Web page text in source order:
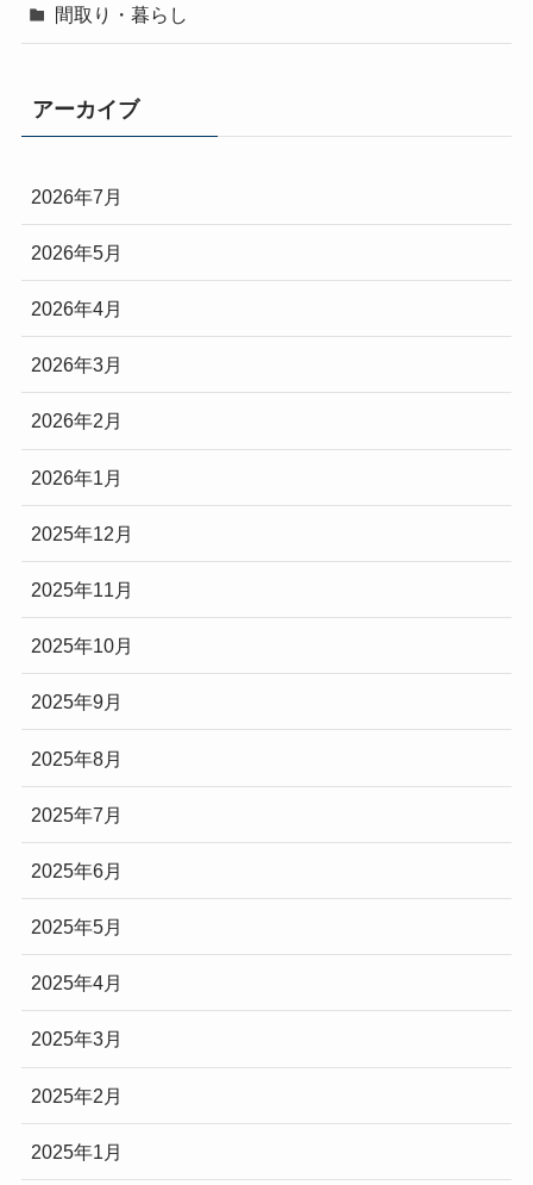
間取り・暮らし
アーカイブ
2026年7月
2026年5月
2026年4月
2026年3月
2026年2月
2026年1月
2025年12月
2025年11月
2025年10月
2025年9月
2025年8月
2025年7月
2025年6月
2025年5月
2025年4月
2025年3月
2025年2月
2025年1月